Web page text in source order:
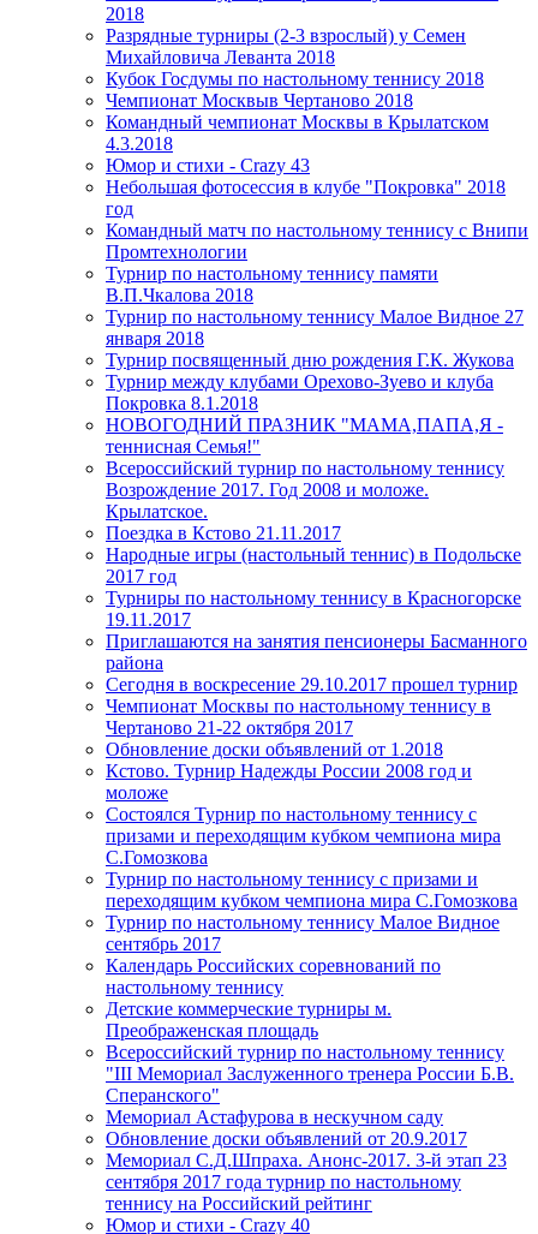
2018
Разрядные турниры (2-3 взрослый) у Семен
Михайловича Леванта 2018
Кубок Госдумы по настольному теннису 2018
Чемпионат Москвыв Чертаново 2018
Командный чемпионат Москвы в Крылатском
4.3.2018
Юмор и стихи - Crazy 43
Небольшая фотосессия в клубе "Покровка" 2018
год
Командный матч по настольному теннису с Внипи
Промтехнологии
Турнир по настольному теннису памяти
В.П.Чкалова 2018
Турнир по настольному теннису Малое Видное 27
января 2018
Турнир посвященный дню рождения Г.К. Жукова
Турнир между клубами Орехово-Зуево и клуба
Покровка 8.1.2018
НОВОГОДНИЙ ПРАЗНИК "МАМА,ПАПА,Я -
теннисная Семья!"
Всероссийский турнир по настольному теннису
Возрождение 2017. Год 2008 и моложе.
Крылатское.
Поездка в Кстово 21.11.2017
Народные игры (настольный теннис) в Подольске
2017 год
Турниры по настольному теннису в Красногорске
19.11.2017
Приглашаются на занятия пенсионеры Басманного
района
Сегодня в воскресение 29.10.2017 прошел турнир
Чемпионат Москвы по настольному теннису в
Чертаново 21-22 октября 2017
Обновление доски объявлений от 1.2018
Кстово. Турнир Надежды России 2008 год и
моложе
Состоялся Турнир по настольному теннису с
призами и переходящим кубком чемпиона мира
С.Гомозкова
Турнир по настольному теннису с призами и
переходящим кубком чемпиона мира С.Гомозкова
Турнир по настольному теннису Малое Видное
сентябрь 2017
Календарь Российских соревнований по
настольному теннису
Детские коммерческие турниры м.
Преображенская площадь
Всероссийский турнир по настольному теннису
"III Мемориал Заслуженного тренера России Б.В.
Сперанского"
Мемориал Астафурова в нескучном саду
Обновление доски объявлений от 20.9.2017
Мемориал С.Д.Шпраха. Анонс-2017. 3-й этап 23
сентября 2017 года турнир по настольному
теннису на Российский рейтинг
Юмор и стихи - Crazy 40